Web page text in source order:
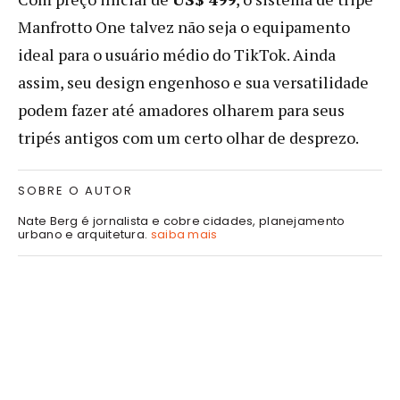
Manfrotto One talvez não seja o equipamento
ideal para o usuário médio do TikTok. Ainda
assim, seu design engenhoso e sua versatilidade
podem fazer até amadores olharem para seus
tripés antigos com um certo olhar de desprezo.
SOBRE O AUTOR
Nate Berg é jornalista e cobre cidades, planejamento
urbano e arquitetura. saiba mais